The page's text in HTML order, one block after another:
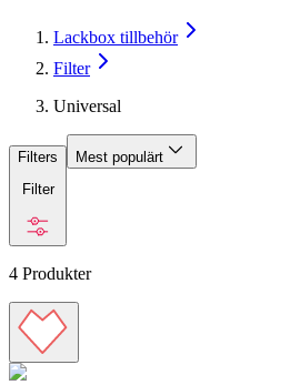
Lackbox tillbehör
Filter
Universal
Filters
Filter
Mest populärt
4 Produkter